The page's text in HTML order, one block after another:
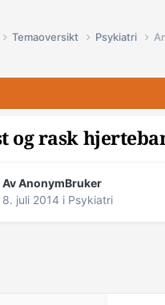
Temaoversikt Psykiatri
og rask
Av AnonymBruker
8. juli 2014 i Psykiatri